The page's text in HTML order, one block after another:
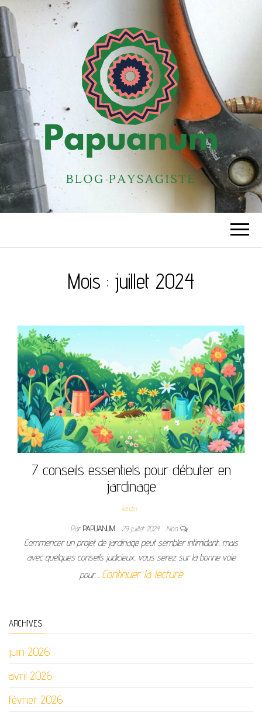
PAPUANUM
Blog paysagiste
Mois : juillet 2024
7 conseils essentiels pour débuter en
jardinage
Jardin
ParPAPUANUM 29 juillet 2024 Non
Commencer un projet de jardinage peut sembler intimidant, mais
avec quelques conseils judicieux, vous serez sur la bonne voie
pour… Continuer la lecture
ARCHIVES
juin 2026
avril 2026
février 2026